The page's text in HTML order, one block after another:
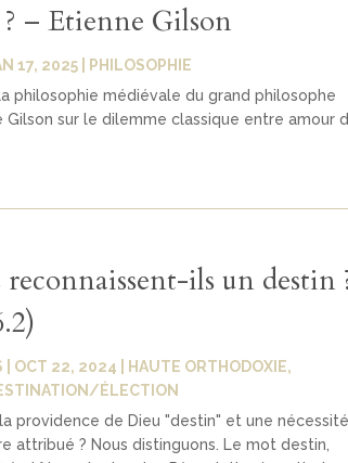
– Etienne Gilson
17, 2025
PHILOSOPHIE
philosophie médiévale du grand philosophe
sur le dilemme classique entre amour
reconnaissent-ils un destin
OCT 22, 2024 HAUTE ORTHODOXIE,
ÉLECTION
providence de Dieu "destin" et une
attribué ? Nous distinguons. Le mot destin,